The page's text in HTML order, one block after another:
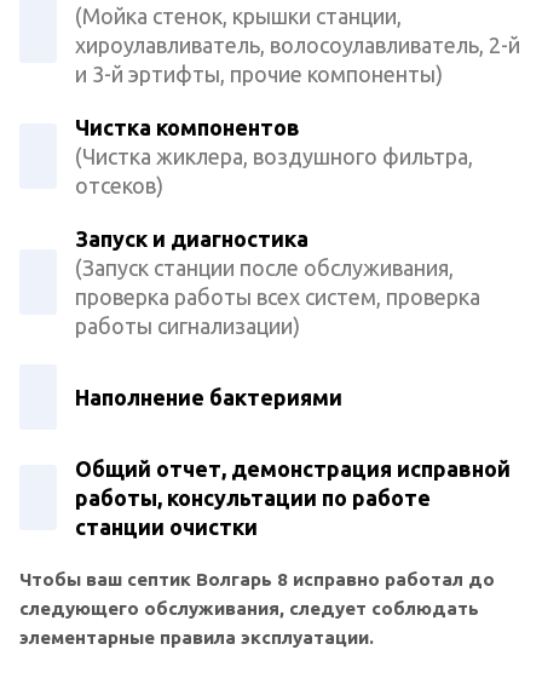
(Мойка стенок, крышки станции,
хироулавливатель, волосоулавливатель, 2-й
и 3-й эртифты, прочие компоненты)
Чистка компонентов
(Чистка жиклера, воздушного фильтра,
отсеков)
Запуск и диагностика
(Запуск станции после обслуживания,
проверка работы всех систем, проверка
работы сигнализации)
Наполнение бактериями
Общий отчет, демонстрация исправной
работы, консультации по работе
станции очистки
Чтобы ваш септик Волгарь 8 исправно работал до
следующего обслуживания, следует соблюдать
элементарные правила эксплуатации.